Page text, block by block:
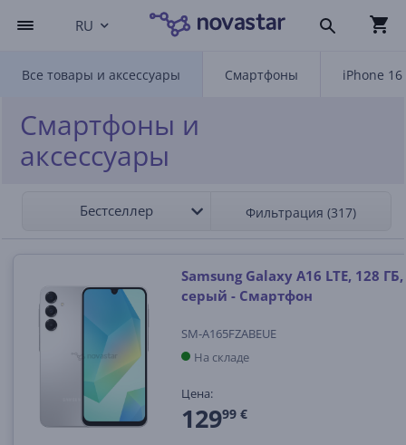
RU
Все товары и аксессуары Смартфоны iPhone 16
Смартфоны и
аксессуары
Бестселлер Фильтрация (317)
Samsung Galaxy A16 LTE, 128 ГБ,
серый - Смартфон
SM-A165FZABEUE
На складе
Цена:
12999 €